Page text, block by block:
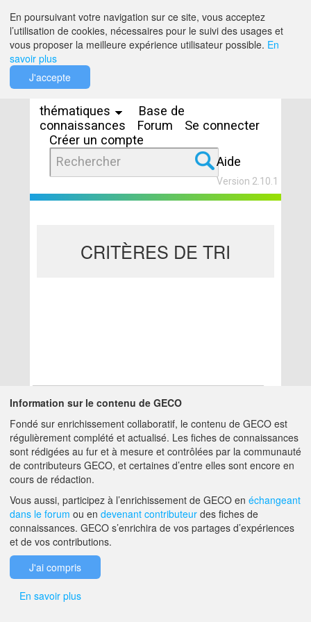
thématiques
Base de
connaissances
Forum
Se connecter
Créer un compte
Aide
Version 2.10.1
CRITÈRES DE TRI
Aucun résultat
A PROPOS DE GECO AIDE
F.A.Q. NOUS CONTACTER
En poursuivant votre navigation sur ce site, vous acceptez
l’utilisation de cookies, nécessaires pour le suivi des usages et
vous proposer la meilleure expérience utilisateur possible. En
savoir plus
J'accepte
Information sur le contenu de GECO
Fondé sur enrichissement collaboratif, le contenu de GECO est
régulièrement complété et actualisé. Les fiches de connaissances
sont rédigées au fur et à mesure et contrôlées par la communauté
de contributeurs GECO, et certaines d’entre elles sont encore en
cours de rédaction.
Vous aussi, participez à l’enrichissement de GECO en échangeant
dans le forum ou en devenant contributeur des fiches de
connaissances. GECO s’enrichira de vos partages d’expériences
et de vos contributions.
J'ai compris
En savoir plus